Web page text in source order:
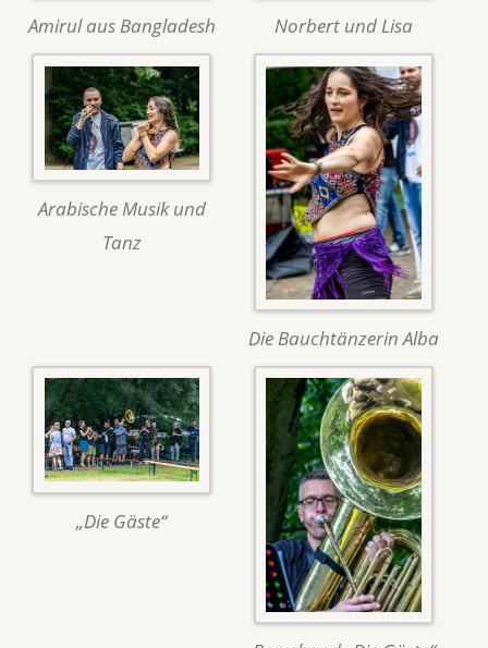
Amirul aus Bangladesh Norbert und Lisa
Arabische Musik und
Tanz
Die Bauchtänzerin Alba
„Die Gäste“